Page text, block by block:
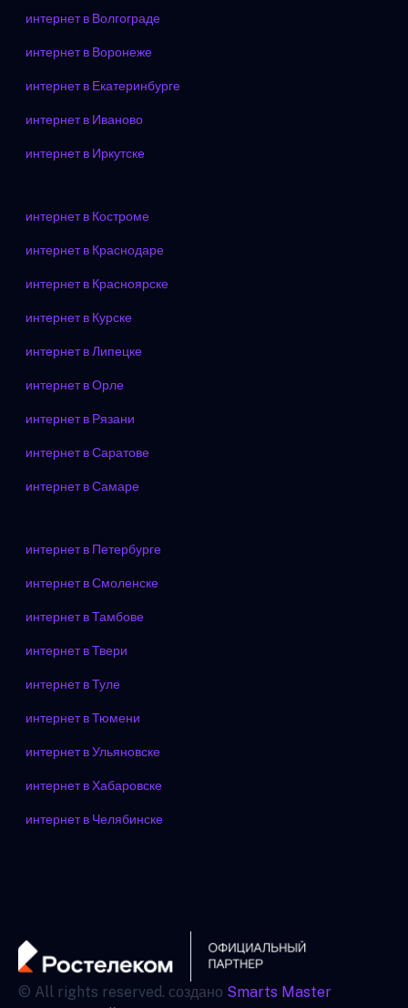
интернет в Волгограде
интернет в Воронеже
интернет в Екатеринбурге
интернет в Иваново
интернет в Иркутске
интернет в Костроме
интернет в Краснодаре
интернет в Красноярске
интернет в Курске
интернет в Липецке
интернет в Орле
интернет в Рязани
интернет в Саратове
интернет в Самаре
интернет в Петербурге
интернет в Смоленске
интернет в Тамбове
интернет в Твери
интернет в Туле
интернет в Тюмени
интернет в Ульяновске
интернет в Хабаровске
интернет в Челябинске
© All rights reserved. создано Smarts Master